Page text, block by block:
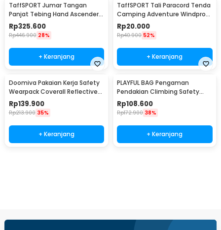
TaffSPORT Jumar Tangan
Panjat Tebing Hand Ascender
Rock Climbing Left Hand - TP2
Rp325.600
Rp446.900 28%
+ Keranjang
TaffSPORT Tali Paracord Tenda
Camping Adventure Windproof
4mmx4M 4 PCS - YG148
Rp20.000
Rp40.900 52%
+ Keranjang
Doomiva Pakaian Kerja Safety
Wearpack Coverall Reflective
Strips XL - DM-480
Rp139.900
Rp213.900 35%
+ Keranjang
PLAYFUL BAG Pengaman
Pendakian Climbing Safety
Rope Grab Fall Arrestor - ZL117
Rp108.600
Rp172.900 38%
+ Keranjang